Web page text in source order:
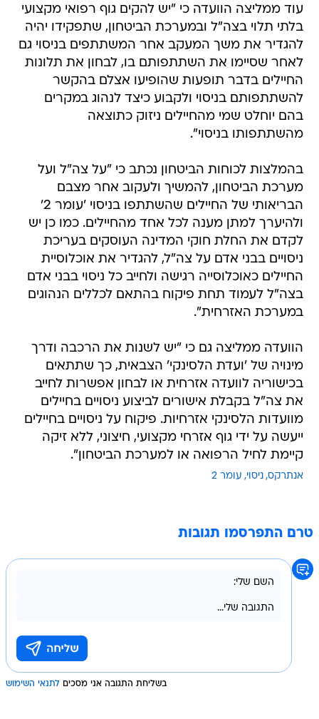
עוד ממליצה הוועדה כי "יש להקים גוף רפואי מקצועי
בלתי תלוי בצה"ל ובמערכת הביטחון, שתפקידו יהיה
להגדיר את משך המעקב אחר המשתתפים בניסוי גם
לאחר שסיימו את השתתפותם בו, לבחון את תלונות
החיילים בדבר תופעות שהופיעו אצלם בהקשר
להשתתפותם בניסוי ולקבוע כיצד לנהוג במקרים
בהם יוחלט שמי מהחיילים ניזוק כתוצאה
מהשתתפותו בניסוי".
בהמלצות לכוחות הביטחון נכתב כי "על צה"ל ועל
מערכת הביטחון, להמשיך ולעקוב אחר מצבם
הבריאותי של החיילים שהשתתפו בניסוי 'עומר 2'
ולהיערך למתן מענה לכל אחד מהחיילים. כמו כן יש
לקדם את החלת חוקי המדינה העוסקים בעריכת
ניסויים בבני אדם על צה"ל, להגדיר את אוכלוסיית
החיילים כאוכלוסייה רגישה ולחייב כל ניסוי בבני אדם
בצה"ל לעמוד תחת פיקוח בהתאם לכללים הנהוגים
במערכת האזרחית".
הוועדה ממליצה גם כי "יש לשנות את הרכבה ודרך
מינויה של 'ועדת הלסינקי' הצבאית, כך שתתאים
בכישוריה לוועדה אזרחית או לבחון אפשרות לחייב
את צה"ל בקבלת אישורים לביצוע ניסויים בחיילים
מוועדות הלסינקי אזרחיות. פיקוח על ניסויים בחיילים
ייעשה על ידי גוף אזרחי מקצועי, חיצוני, ללא זיקה
קיימת לחיל הרפואה או למערכת הביטחון".
אנתרקס ניסוי עומר 2
טרם התפרסמו תגובות
בשליחת התגובה אני מסכים לתנאי השימוש